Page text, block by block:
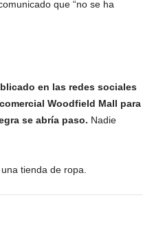
que “no se ha
en las redes sociales
Woodfield Mall para
se abría paso. Nadie
tienda de ropa.